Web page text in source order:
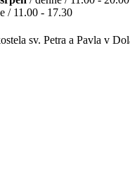
/ 11.00 - 17.30